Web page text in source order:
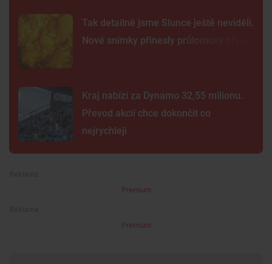
Tak detailně jsme Slunce ještě neviděli.
Nové snímky přinesly průlomový objev
Kraj nabízí za Dynamo 32,55 milionu.
Převod akcií chce dokončit co
nejrychleji
Premium
Premium